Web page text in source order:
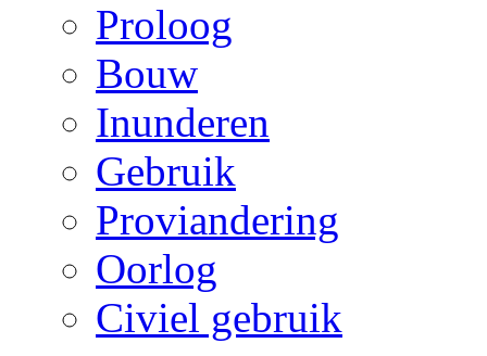
Proloog
Bouw
Inunderen
Gebruik
Proviandering
Oorlog
Civiel gebruik